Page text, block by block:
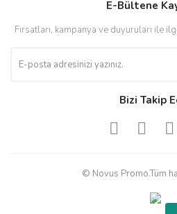
E-Bültene
Fırsatları, kampanya ve duyuruları ile
Bizi Takip
© Novus Promo.Tüm